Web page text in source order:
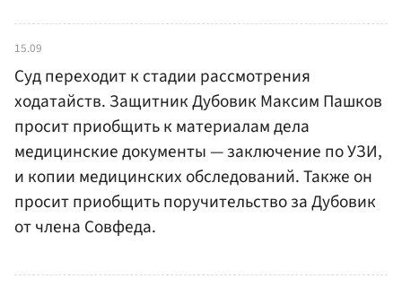
15.09
Суд переходит к стадии рассмотрения
ходатайств. Защитник Дубовик Максим Пашков
просит приобщить к материалам дела
медицинские документы — заключение по УЗИ,
и копии медицинских обследований. Также он
просит приобщить поручительство за Дубовик
от члена Совфеда.